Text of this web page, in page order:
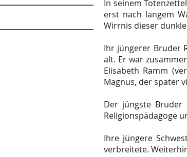
In seinem
erst nach langem
Wirrnis dieser
Ihr jüngerer Bruder
alt. Er war
Elisabeth Ramm
Magnus, der später
Der jüngste
Religionspädagoge
Ihre jüngere
verbreitete.